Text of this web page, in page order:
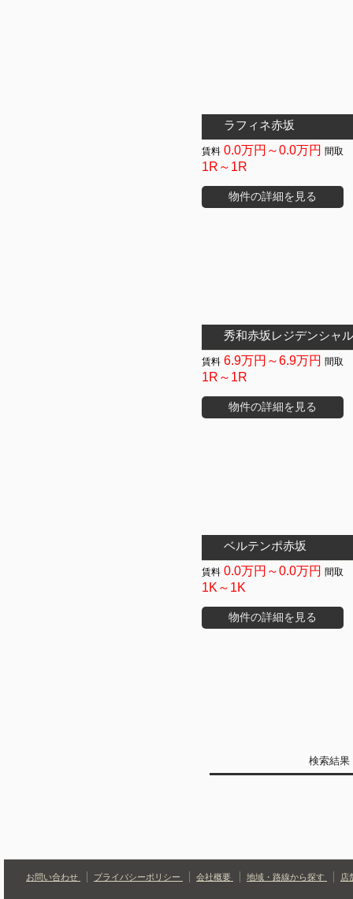
ラフィネ赤坂
0.0万円～0.0万円
1R～1R
物件の詳細を見る
秀和赤坂レジデンシャ
6.9万円～6.9万円
1R～1R
物件の詳細を見る
ベルテンポ赤坂
0.0万円～0.0万円
1K～1K
物件の詳細を見る
検索結
お問い合わせ プライバシーポリシー 会社概要 地域・路線から探す 店